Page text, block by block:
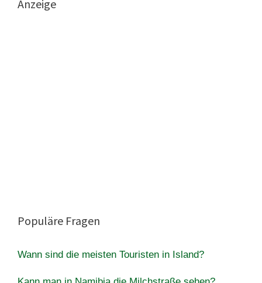
Anzeige
Populäre Fragen
Wann sind die meisten Touristen in Island?